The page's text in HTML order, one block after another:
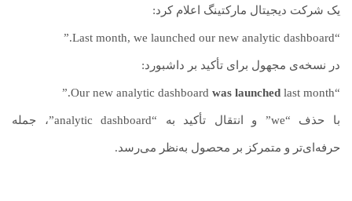
یک شرکت دیجیتال مارکتینگ اعلام کرد:
“Last month, we launched our new analytic dashboard.”
در نسخه‌ی مجهول برای تأکید بر داشبورد:
“Our new analytic dashboard
was launched last month.”
با حذف “we” و انتقال تأکید به “analytic dashboard”، جمله
حرفه‌ای‌تر و متمرکز بر محصول به‌نظر می‌رسد.